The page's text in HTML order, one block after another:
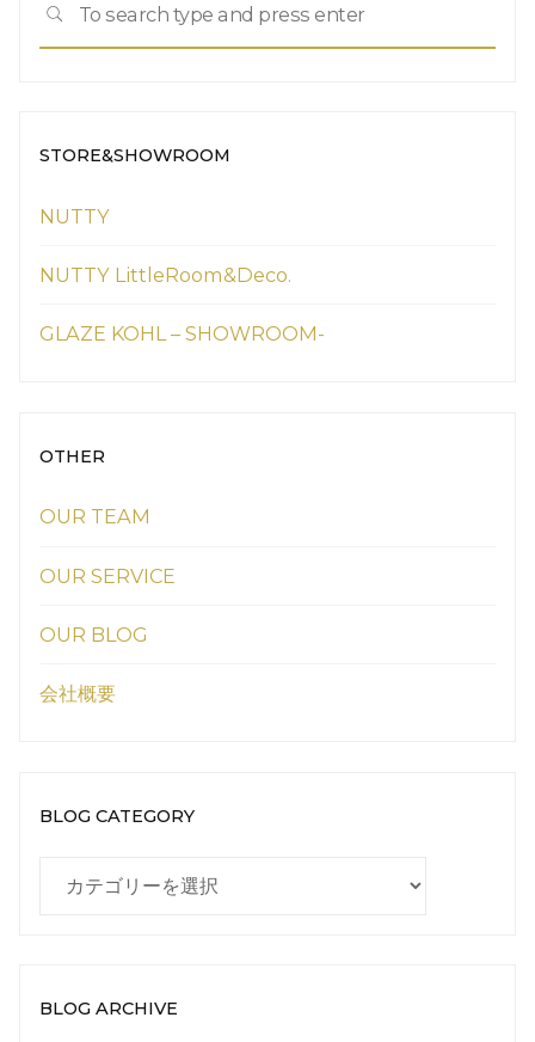
SEARCH
STORE&SHOWROOM
NUTTY
NUTTY LittleRoom&Deco.
GLAZE KOHL – SHOWROOM-
OTHER
OUR TEAM
OUR SERVICE
OUR BLOG
会社概要
BLOG CATEGORY
BLOG
BLOG ARCHIVE